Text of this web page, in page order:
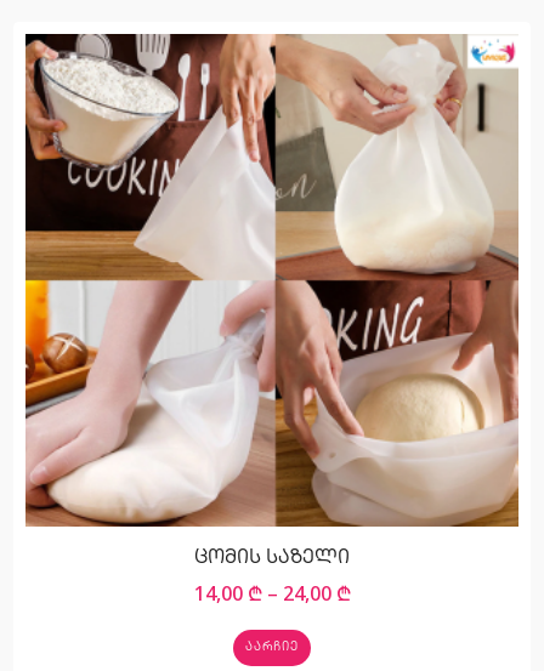
ცომის საზელი
14,00 ₾ – 24,00 ₾
ᲐᲐᲠᲩᲘᲔ